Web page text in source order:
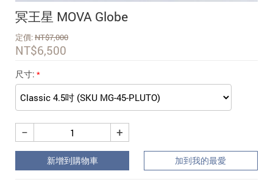
冥王星 MOVA Globe
定價:NT$7,000
NT$6,500
尺寸:
+
−
新增到購物車 加到我的最愛
加入 JARVIS VIP